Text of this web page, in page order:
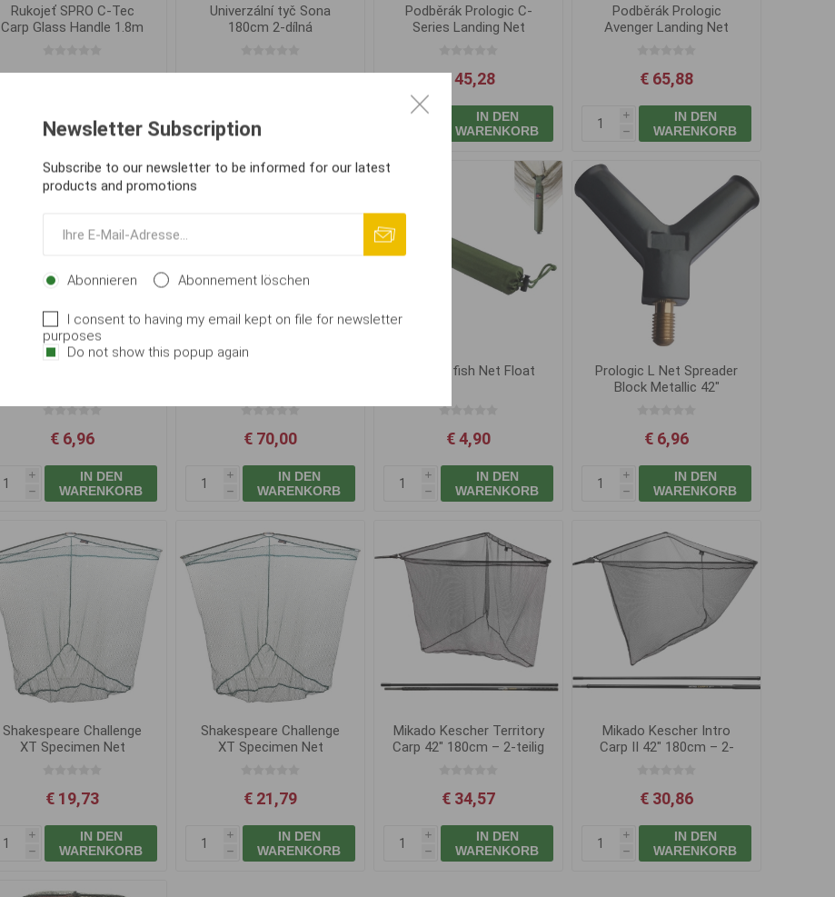
Rukojeť SPRO C-Tec
Carp Glass Handle 1.8m
€ 27,97
WARENKORB
Univerzální tyč Sona
180cm 2-dílná
€ 33,33
WARENKORB
Podběrák Prologic C-
Series Landing Net
€ 45,28
i
IN DEN
WARENKORB
Podběrák Prologic
Avenger Landing Net
€ 65,88
i
h
IN DEN
WARENKORB
€ 6,96
i
h
IN DEN
WARENKORB
€ 70,00
i
h
IN DEN
WARENKORB
Plovák Zfish Net Float
€ 4,90
i
h
IN DEN
WARENKORB
Prologic L Net Spreader
Block Metallic 42"
€ 6,96
i
h
IN DEN
WARENKORB
Shakespeare Challenge
XT Specimen Net
€ 19,73
i
h
IN DEN
WARENKORB
Shakespeare Challenge
XT Specimen Net
€ 21,79
i
h
IN DEN
WARENKORB
Mikado Kescher Territory
Carp 42" 180cm – 2-teilig
€ 34,57
i
h
IN DEN
WARENKORB
Mikado Kescher Intro
Carp II 42" 180cm – 2-
€ 30,86
i
h
IN DEN
WARENKORB
Newsletter Subscription
Subscribe to our newsletter to be informed for our latest
products and promotions
Abonnieren Abonnement löschen
I consent to having my email kept on file for newsletter
purposes
Do not show this popup again